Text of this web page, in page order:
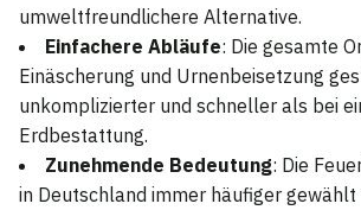
umweltfreundlichere Alternative.
Einfachere Abläufe: Die gesamte
Einäscherung und Urnenbeisetzung
unkomplizierter und schneller als bei
Erdbestattung.
Zunehmende Bedeutung: Die
in Deutschland immer häufiger